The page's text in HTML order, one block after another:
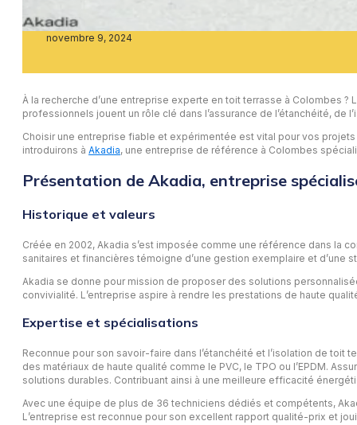
novembre 9, 2024
À la recherche d’une entreprise experte en toit terrasse à Colombes
professionnels jouent un rôle clé dans l’assurance de l’étanchéité,
Choisir une entreprise fiable et expérimentée est vital pour vos
introduirons à Akadia, une entreprise de référence à Colombes
Présentation de Akadia, entreprise
Historique et valeurs
Créée en 2002, Akadia s’est imposée comme une référence dans la
sanitaires et financières témoigne d’une gestion exemplaire et d’une
Akadia se donne pour mission de proposer des solutions
convivialité. L’entreprise aspire à rendre les prestations de haute
Expertise et spécialisations
Reconnue pour son savoir-faire dans l’étanchéité et l’isolation de
des matériaux de haute qualité comme le PVC, le TPO ou l’EPDM.
solutions durables. Contribuant ainsi à une meilleure efficacité
Avec une équipe de plus de 36 techniciens dédiés et compétents,
L’entreprise est reconnue pour son excellent rapport qualité-prix et